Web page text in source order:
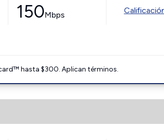
150Mbps
hasta $300. Aplican términos.